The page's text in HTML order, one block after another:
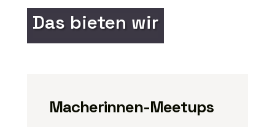
Das bieten wir
Macherinnen-Meetups